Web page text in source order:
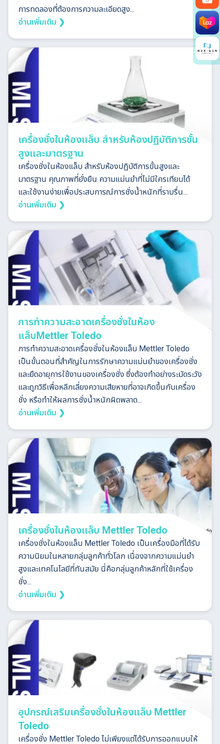
Search
การทดลองที่ต้องการความละเอียดสูง...
อ่านเพิ่มเติม ❯
เครื่องชั่งในห้องแล็บ สำหรับห้องปฏิบัติการขั้น
สูงและมาตรฐาน
เครื่องชั่งในห้องแล็บ สำหรับห้องปฏิบัติการขั้นสูงและ
มาตรฐาน คุณภาพที่ยั่งยืน ความแม่นยำที่ไม่มีใครเทียบได้
และใช้งานง่ายเพื่อประสบการณ์การชั่งน้ำหนักที่ราบรื่น...
อ่านเพิ่มเติม ❯
การทำความสะอาดเครื่องชั่งในห้อง
แล็บMettler Toledo
การทำความสะอาดเครื่องชั่งในห้องแล็บ Mettler Toledo
เป็นขั้นตอนที่สำคัญในการรักษาความแม่นยำของเครื่องชั่ง
และยืดอายุการใช้งานของเครื่องชั่ง ซึ่งต้องทำอย่างระมัดระวัง
และถูกวิธีเพื่อหลีกเลี่ยงความเสียหายที่อาจเกิดขึ้นกับเครื่อง
ชั่ง หรือทำให้ผลการชั่งน้ำหนักผิดพลาด...
อ่านเพิ่มเติม ❯
เครื่องชั่งในห้องแล็บ Mettler Toledo
เครื่องชั่งในห้องแล็บ Mettler Toledo เป็นเครื่องมือที่ได้รับ
ความนิยมในหลายกลุ่มลูกค้าทั่วโลก เนื่องจากความแม่นยำ
สูงและเทคโนโลยีที่ทันสมัย นี่คือกลุ่มลูกค้าหลักที่ใช้เครื่อง
ชั่ง...
อ่านเพิ่มเติม ❯
อุปกรณ์เสริมเครื่องชั่งในห้องแล็บ Mettler
Toledo
เครื่องชั่ง Mettler Toledo ไม่เพียงแต่ได้รับการออกแบบให้